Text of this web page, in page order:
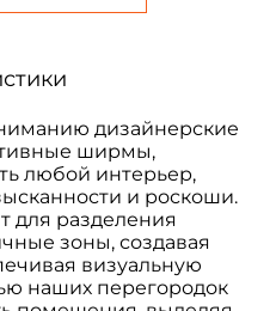
дизайнерские
ширмы,
любой интерьер,
и роскоши.
для разделения
зоны, создавая
визуальную
наших перегородок